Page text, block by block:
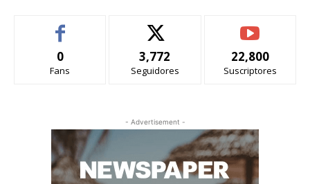
0
Fans
3,772
Seguidores
22,800
Suscriptores
- Advertisement -